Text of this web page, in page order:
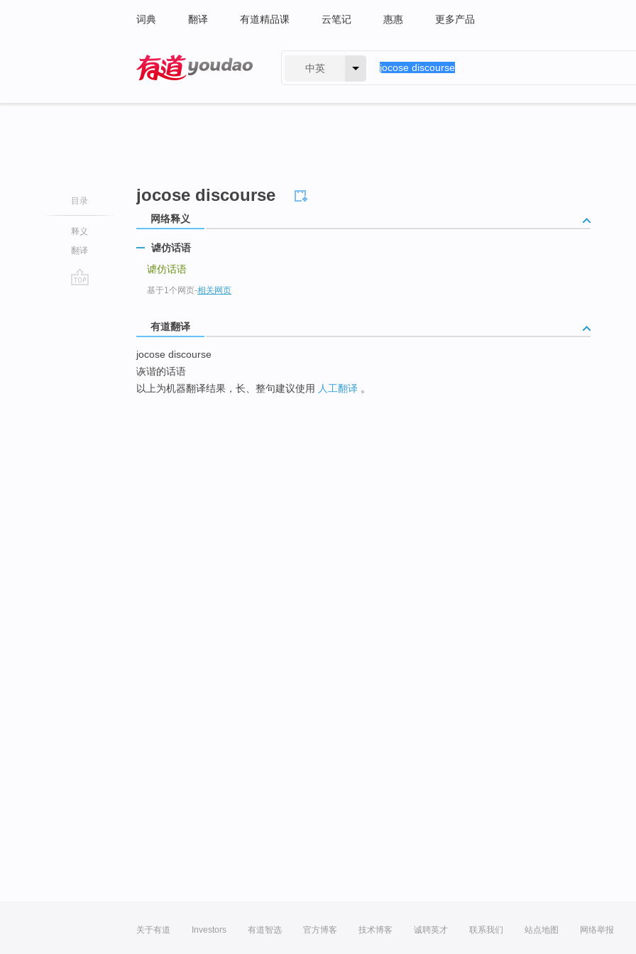
词典 翻译 有道精品课 云笔记 惠惠 更多产品
中英
目录
释义
翻译
jocose discourse
网络释义
谑仿话语
谑仿话语
基于1个网页-相关网页
有道翻译
jocose discourse
诙谐的话语
以上为机器翻译结果，长、整句建议使用 人工翻译 。
关于有道 Investors 有道智选 官方博客 技术博客 诚聘英才 联系我们 站点地图 网络举报